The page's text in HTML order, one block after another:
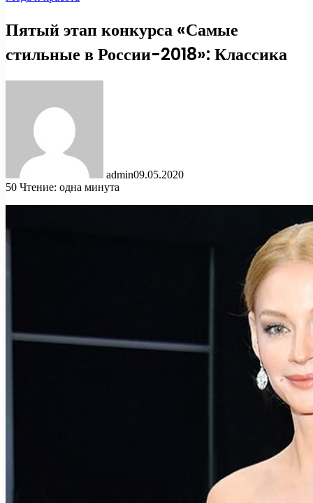
Пятый этап конкурса «Самые
стильные в России-2018»: Классика
admin09.05.2020
50 Чтение: одна минута